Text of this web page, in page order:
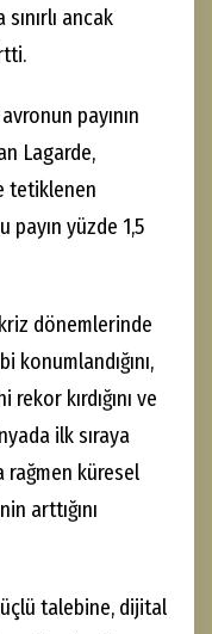
ancak
payının
Lagarde,
tetiklenen
yüzde 1,5
dönemlerinde
konumlandığını,
kırdığını ve
ilk sıraya
küresel
arttığını
talebine, dijital